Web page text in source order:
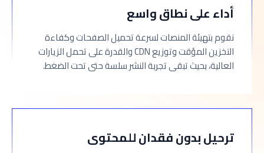
أداء على نطاق واسع
نقوم بتهيئة المنصات لسرعة تحميل الصفحات وكفاءة
التخزين المؤقت وتوزيع CDN والقدرة على تحمل الزيارات
العالية، بحيث تبقى تجربة النشر سلسة حتى تحت الضغط.
ترحيل بدون فقدان للمحتوى